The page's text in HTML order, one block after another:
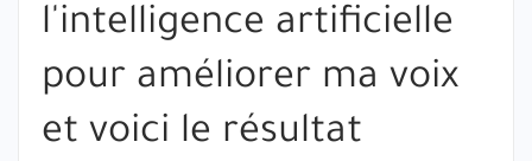
l'intelligence artificielle
pour améliorer ma voix
et voici le résultat